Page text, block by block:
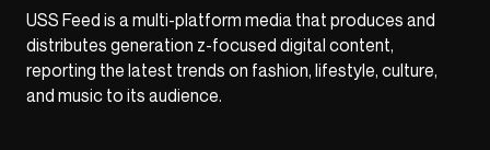
USS Feed is a multi-platform media that produces and
distributes generation z-focused digital content,
reporting the latest trends on fashion, lifestyle, culture,
and music to its audience.